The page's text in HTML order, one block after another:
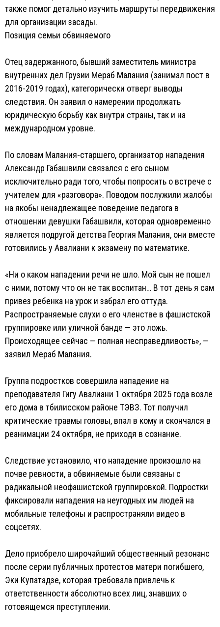
также помог детально изучить маршруты передвижения
для организации засады.
Позиция семьи обвиняемого
Отец задержанного, бывший заместитель министра
внутренних дел Грузии Мераб Малания (занимал пост в
2016-2019 годах), категорически отверг выводы
следствия. Он заявил о намерении продолжать
юридическую борьбу как внутри страны, так и на
международном уровне.
По словам Малания-старшего, организатор нападения
Александр Габашвили связался с его сыном
исключительно ради того, чтобы попросить о встрече с
учителем для «разговора». Поводом послужили жалобы
на якобы ненадлежащее поведение педагога в
отношении девушки Габашвили, которая одновременно
является подругой детства Георгия Малания, они вместе
готовились у Авалиани к экзамену по математике.
«Ни о каком нападении речи не шло. Мой сын не пошел
с ними, потому что он не так воспитан… В тот день я сам
привез ребенка на урок и забрал его оттуда.
Распространяемые слухи о его членстве в фашистской
группировке или уличной банде — это ложь.
Происходящее сейчас — полная несправедливость», —
заявил Мераб Малания.
Группа подростков совершила нападение на
преподавателя Гигу Авалиани 1 октября 2025 года возле
его дома в тбилисском районе ТЭВЗ. Тот получил
критические травмы головы, впал в кому и скончался в
реанимации 24 октября, не приходя в сознание.
Следствие установило, что нападение произошло на
почве ревности, а обвиняемые были связаны с
радикальной неофашистской группировкой. Подростки
фиксировали нападения на неугодных им людей на
мобильные телефоны и распространяли видео в
соцсетях.
Дело приобрело широчайший общественный резонанс
после серии публичных протестов матери погибшего,
Эки Купатадзе, которая требовала привлечь к
ответственности абсолютно всех лиц, знавших о
готовящемся преступлении.